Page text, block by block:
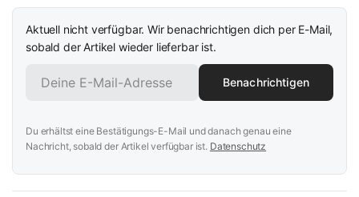
Aktuell nicht verfügbar. Wir benachrichtigen dich per E-Mail,
sobald der Artikel wieder lieferbar ist.
Benachrichtigen
Du erhältst eine Bestätigungs-E-Mail und danach genau eine
Nachricht, sobald der Artikel verfügbar ist. Datenschutz